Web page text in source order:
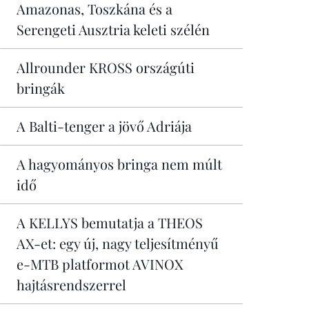
Amazonas, Toszkána és a
Serengeti Ausztria keleti szélén
Allrounder KROSS országúti
bringák
A Balti-tenger a jövő Adriája
A hagyományos bringa nem múlt
idő
A KELLYS bemutatja a THEOS
AX-et: egy új, nagy teljesítményű
e-MTB platformot AVINOX
hajtásrendszerrel